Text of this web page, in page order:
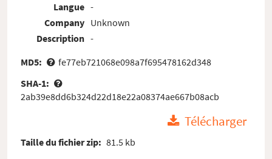
Langue
Company
Description
-
Unknown
-
MD5:
fe77eb721068e098a7f695478162d348
SHA-1:
2ab39e8dd6b324d22d18e22a08374ae667b08acb
Télécharger
Taille du fichier zip: 81.5 kb